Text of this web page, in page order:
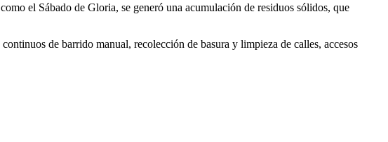
el Sábado de Gloria, se generó una acumulación de residuos sólidos, que
de barrido manual, recolección de basura y limpieza de calles, accesos